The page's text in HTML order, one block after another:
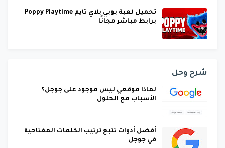
تحميل لعبة بوبي بلاي تايم Poppy Playtime
برابط مباشر مجانًا
شرح وحل
لماذا موقعي ليس موجود على جوجل؟
الأسباب مع الحلول
أفضل أدوات تتبع ترتيب الكلمات المفتاحية
في جوجل